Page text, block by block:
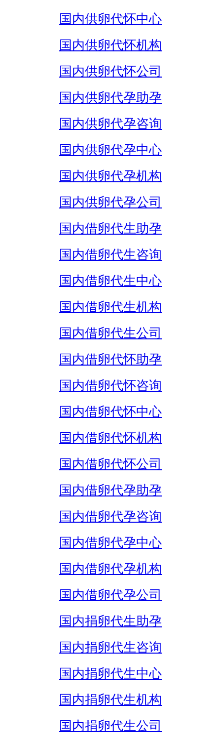
国内供卵代怀中心
国内供卵代怀机构
国内供卵代怀公司
国内供卵代孕助孕
国内供卵代孕咨询
国内供卵代孕中心
国内供卵代孕机构
国内供卵代孕公司
国内借卵代生助孕
国内借卵代生咨询
国内借卵代生中心
国内借卵代生机构
国内借卵代生公司
国内借卵代怀助孕
国内借卵代怀咨询
国内借卵代怀中心
国内借卵代怀机构
国内借卵代怀公司
国内借卵代孕助孕
国内借卵代孕咨询
国内借卵代孕中心
国内借卵代孕机构
国内借卵代孕公司
国内捐卵代生助孕
国内捐卵代生咨询
国内捐卵代生中心
国内捐卵代生机构
国内捐卵代生公司